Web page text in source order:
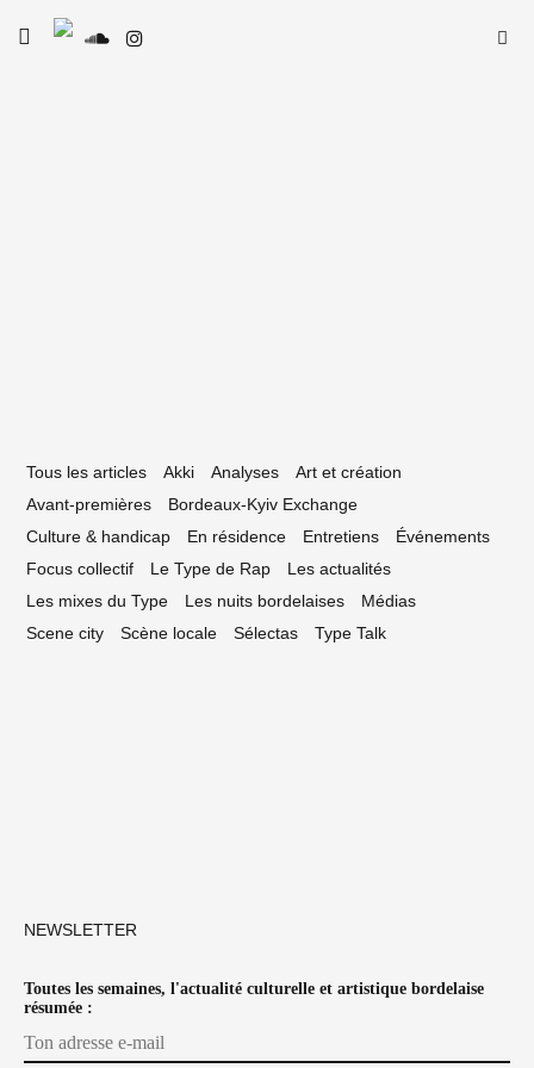
Skip
toggle
Tous les articles Akki Analyses
Art et création
Avant-premières
Bordeaux-Kyiv Exchange
Culture & handicap
En résidence Entretiens
Événements
Focus collectif
Le Type de Rap
Les actualités
Les mixes du Type
Les nuits bordelaises
Médias
Scene city
Scène locale Sélectas Type Talk
NEWSLETTER
Toutes les semaines, l'actualité culturelle et artistique bordelaise
résumée :